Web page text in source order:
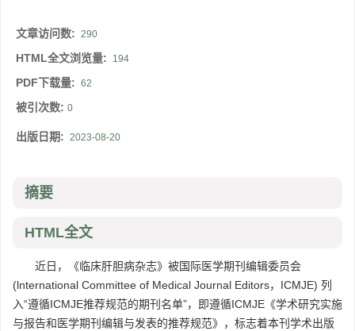
文章访问数: 290
HTML全文浏览量: 194
PDF下载量: 62
被引次数: 0
出版日期: 2023-08-20
摘要
HTML全文
近日，《临床肝胆病杂志》被国际医学期刊编辑委员会
(lnternational Committee of Medical Journal Editors，ICMJE) 列
入“遵循ICMJE推荐规范的期刊名单”，即遵循ICMJE《学术研究实施
与报告和医学期刊编辑与发表的推荐规范》，标志着本刊学术出版